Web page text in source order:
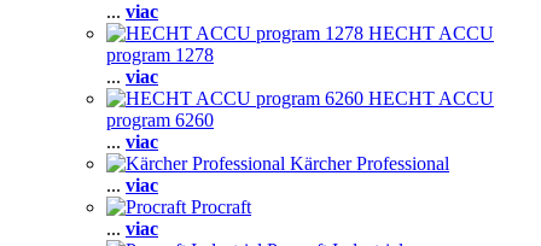
... viac
HECHT ACCU
program 1278
... viac
HECHT ACCU
program 6260
... viac
Kärcher Professional
... viac
Procraft
... viac